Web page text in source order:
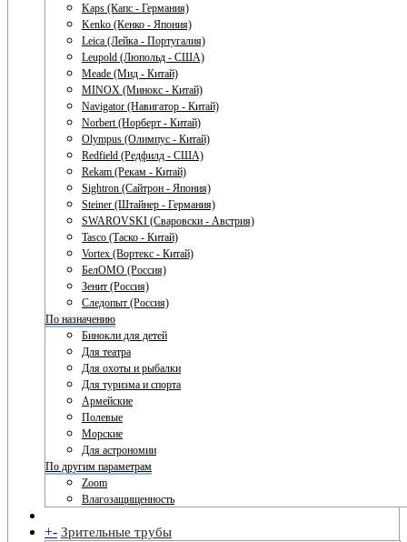
Kaps (Капс - Германия)
Kenko (Кенко - Япония)
Leica (Лейка - Португалия)
Leupold (Люпольд - США)
Meade (Мид - Китай)
MINOX (Минокс - Китай)
Navigator (Навигатор - Китай)
Norbert (Норберт - Китай)
Olympus (Олимпус - Китай)
Redfield (Редфилд - США)
Rekam (Рекам - Китай)
Sightron (Сайтрон - Япония)
Steiner (Штайнер - Германия)
SWAROVSKI (Сваровски - Австрия)
Tasco (Таско - Китай)
Vortex (Вортекс - Китай)
БелОМО (Россия)
Зенит (Россия)
Следопыт (Россия)
По назначению
Бинокли для детей
Для театра
Для охоты и рыбалки
Для туризма и спорта
Армейские
Полевые
Морские
Для астрономии
По другим параметрам
Zoom
Влагозащищенность
+- Зрительные трубы